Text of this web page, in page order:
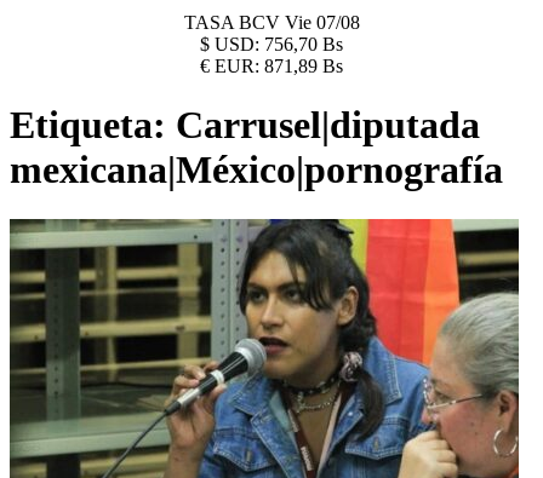
TASA BCV Vie 07/08
$ USD: 756,70 Bs
€ EUR: 871,89 Bs
Etiqueta: Carrusel|diputada
mexicana|México|pornografía